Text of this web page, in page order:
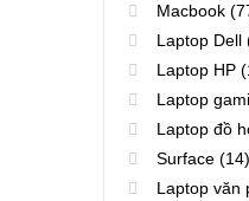
Macbook
Laptop Dell
Laptop HP
Laptop
Laptop đồ
Surface (14)
Laptop văn